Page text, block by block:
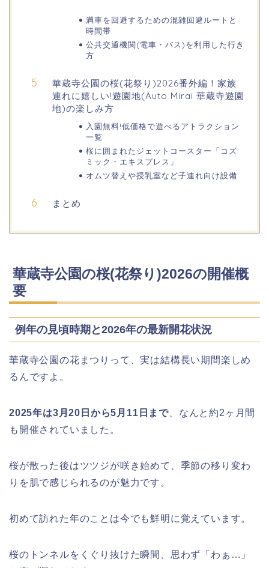
熊谷桜祭り(花見)2026の屋台(出店)の
時間はいつまで?ライトアップも!
福井桜祭り2026の屋台は何時まで(い
幸楽苑の餃子や麺はまずいの声は本
当?美味しくなった噂も調査!
明治大学卒業式2026のゲストの歴代や
芸能人(有名人)は?保護者(親)も!
名古屋城桜まつり(春まつり)2026の屋
台・出店は?混雑情報も!
ピーチや予想有名人は誰?
角館桜まつり2026の屋台(出店)やライ
トアップは?駐車場も調査!
大河原桜まつり(千本桜)2026の屋台の
満車を回避するための混雑回避ルートと
時間帯
公共交通機関(電車・バス)を利用した行き
方
華蔵寺公園の桜(花祭り)2026番外編！家族
連れに嬉しい!遊園地(Auto Mirai 華蔵寺遊園
地)の楽しみ方
入園無料!低価格で遊べるアトラクション
一覧
桜に囲まれたジェットコースター「コズ
ミック・エキスプレス」
オムツ替えや授乳室など子連れ向け設備
まとめ
華蔵寺公園の桜(花祭り)2026の開催概
要
例年の見頃時期と2026年の最新開花状況
華蔵寺公園の花まつりって、実は結構長い期間楽しめ
るんですよ。
2025年は3月20日から5月11日まで 、なんと約2ヶ月間
も開催されていました。
桜が散った後はツツジが咲き始めて、季節の移り変わ
りを肌で感じられるのが魅力です。
初めて訪れた年のことは今でも鮮明に覚えています。
桜のトンネルをくぐり抜けた瞬間、思わず「わぁ…」